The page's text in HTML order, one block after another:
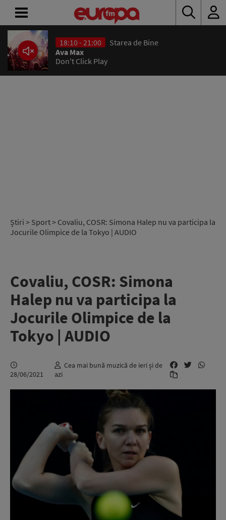
18:10 - 21:00
Starea de Bine
Ava Max
Don't Click Play
Știri > Sport> Covaliu, COSR: Simona Halep nu va participa la
Jocurile Olimpice de la Tokyo | AUDIO
Covaliu, COSR: Simona
Halep nu va participa la
Jocurile Olimpice de la
Tokyo | AUDIO
28/06/2021
Cea mai bună muzică de ieri și de
azi
ACASĂ
ȘTIRI